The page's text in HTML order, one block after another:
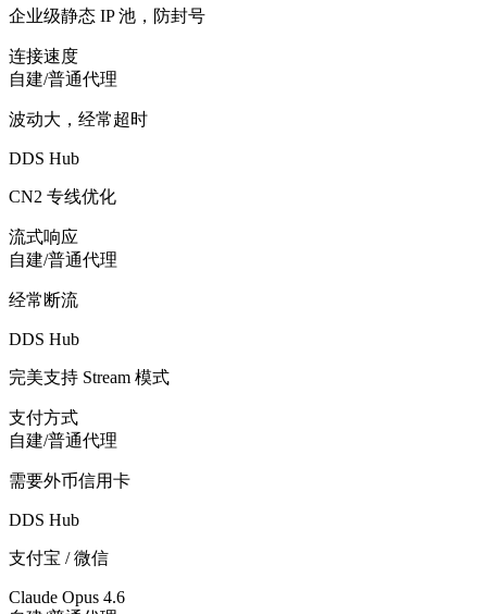
账号安全
自建/普通代理
IP 变动频繁，易封号
DDS Hub
企业级静态 IP 池，防封号
连接速度
自建/普通代理
波动大，经常超时
DDS Hub
CN2 专线优化
流式响应
自建/普通代理
经常断流
DDS Hub
完美支持 Stream 模式
支付方式
自建/普通代理